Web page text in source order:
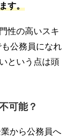
す。
性の高いスキ
公務員になれ
という点は頭
可能？
から公務員へ